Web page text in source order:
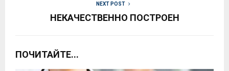
NEXT POST
НЕКАЧЕСТВЕННО ПОСТРОЕН
ПОЧИТАЙТЕ...